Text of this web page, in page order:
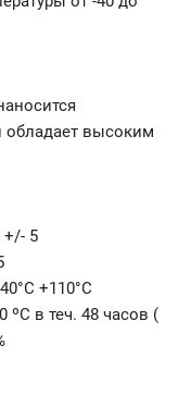
обладает высоким
+/- 5
+110°C
ºС в теч. 48 часов (